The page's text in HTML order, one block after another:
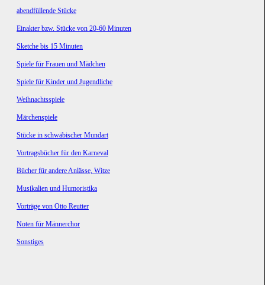
Navigation
abendfüllende Stücke
Einakter bzw. Stücke von 20-60 Minuten
Sketche bis 15 Minuten
Spiele für Frauen und Mädchen
Spiele für Kinder und Jugendliche
Weihnachtsspiele
Märchenspiele
Stücke in schwäbischer Mundart
Vortragsbücher für den Karneval
Bücher für andere Anlässe, Witze
Musikalien und Humoristika
Vorträge von Otto Reutter
Noten für Männerchor
Sonstiges